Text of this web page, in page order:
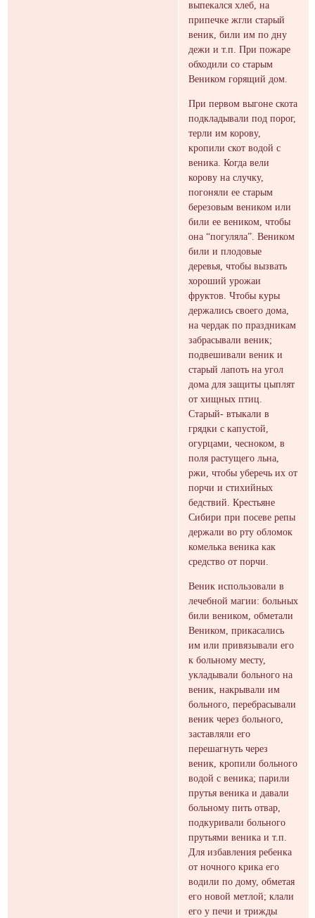
выпекался хлеб, на
припечке жгли старый
веник, били им по дну
дежи и т.п. При пожаре
обходили со старым
Веником горящий дом.
При первом выгоне скота
подкладывали под порог,
терли им корову,
кропили скот водой с
веника. Когда вели
корову на случку,
погоняли ее старым
березовым веником или
били ее веником, чтобы
она “погуляла”. Веником
били и плодовые
деревья, чтобы вызвать
хороший урожаи
фруктов. Чтобы куры
держались своего дома,
на чердак по праздникам
забрасывали веник;
подвешивали веник и
старый лапоть на угол
дома для защиты цыплят
от хищных птиц.
Старый- втыкали в
грядки с капустой,
огурцами, чесноком, в
поля растущего льна,
ржи, чтобы уберечь их от
порчи и стихийных
бедствий. Крестьяне
Сибири при посеве репы
держали во рту обломок
комелька веника как
средство от порчи.
Веник использовали в
лечебной магии: больных
били веником, обметали
Веником, прикасались
им или привязывали его
к больному месту,
укладывали больного на
веник, накрывали им
больного, перебрасывали
веник через больного,
заставляли его
перешагнуть через
веник, кропили больного
водой с веника; парили
прутья веника и давали
больному пить отвар,
подкуривали больного
прутьями веника и т.п.
Для избавления ребенка
от ночного крика его
водили по дому, обметая
его новой метлой; клали
его у печи и трижды